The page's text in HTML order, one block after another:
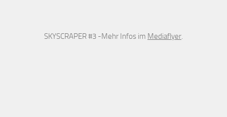
SKYSCRAPER #3 -Mehr Infos im Mediaflyer.